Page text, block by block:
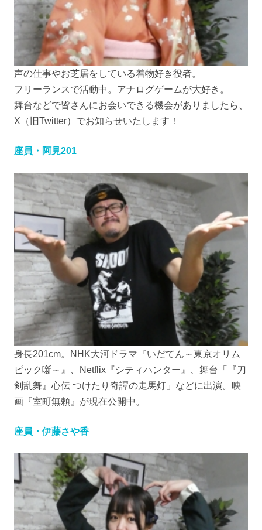
声の仕事やお芝居をしている着物好き役者。
フリーランスで活動中。アナログゲームが大好き。
舞台などで皆さんにお会いできる機会がありましたら、
X（旧Twitter）でお知らせいたします！
座員・阿見201
身長201cm。NHK大河ドラマ『いだてん～東京オリム
ピック噺～』、Netflix『シティハンター』、舞台「『刀
剣乱舞』心伝 つけたり奇譚の走馬灯」などに出演。映
画『室町無頼』が現在公開中。
座員・伊藤さや香